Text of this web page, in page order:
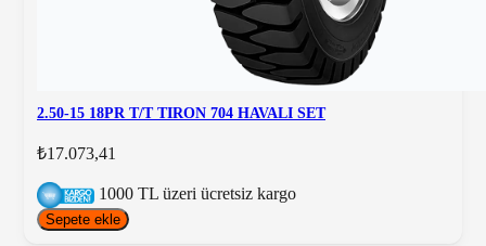
2.50-15 18PR T/T TIRON 704 HAVALI SET
₺17.073,41
1000 TL üzeri ücretsiz kargo
Sepete ekle